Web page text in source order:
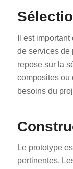
Il est
de services de
repose sur la
composites ou
besoins du
Le prototype
pertinentes.